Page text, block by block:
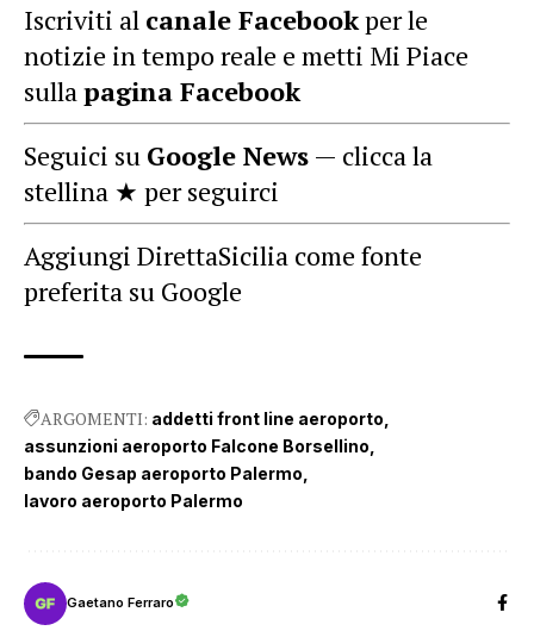
Iscriviti al canale Facebookper le
notizie in tempo reale e metti Mi Piace
sullapagina Facebook
Seguici su Google News — clicca la
stellina ★ per seguirci
Aggiungi DirettaSicilia come fonte
preferita su Google
ARGOMENTI: addetti front line aeroporto
assunzioni aeroporto Falcone Borsellino
bando Gesap aeroporto Palermo
lavoro aeroporto Palermo
Gaetano Ferraro